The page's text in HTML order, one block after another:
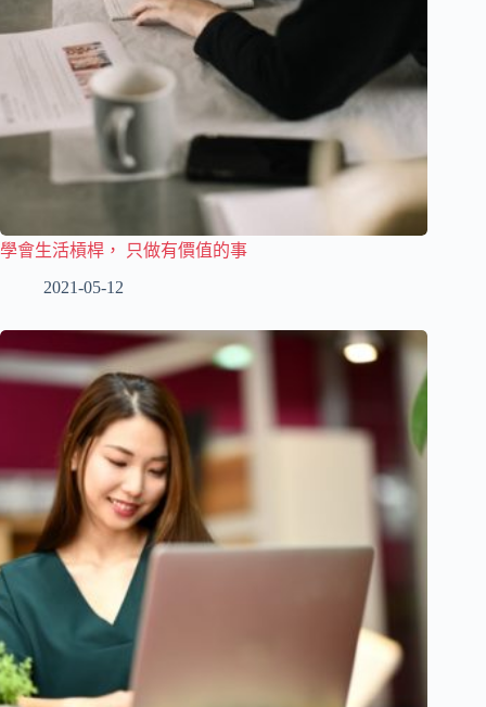
學會生活槓桿， 只做有價值的事
2021-05-12